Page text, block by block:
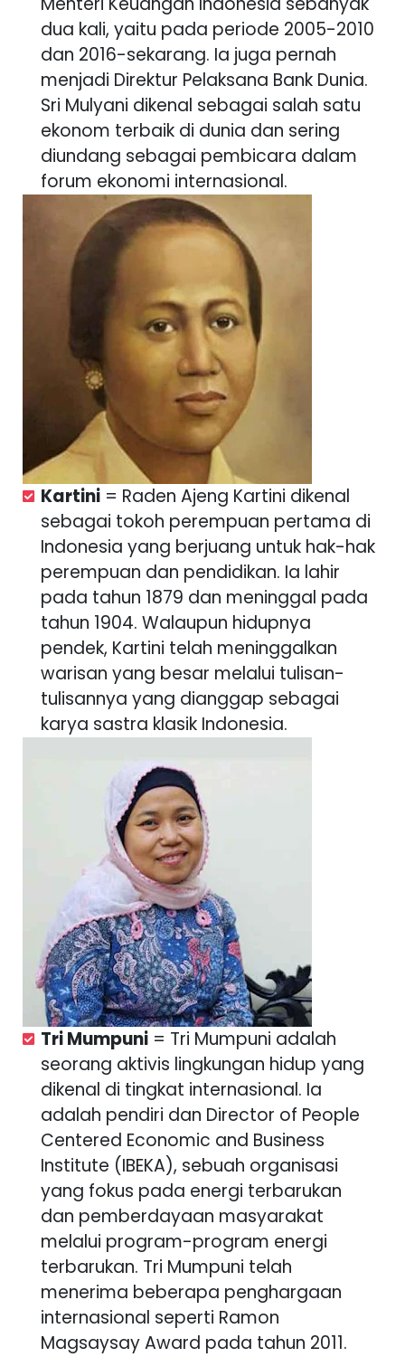
dua kali, yaitu pada periode 2005-2010
dan 2016-sekarang. Ia juga pernah
menjadi Direktur Pelaksana Bank Dunia.
Sri Mulyani dikenal sebagai salah satu
ekonom terbaik di dunia dan sering
diundang sebagai pembicara dalam
forum ekonomi internasional.
Kartini = Raden Ajeng Kartini dikenal
sebagai tokoh perempuan pertama di
Indonesia yang berjuang untuk hak-hak
perempuan dan pendidikan. Ia lahir
pada tahun 1879 dan meninggal pada
tahun 1904. Walaupun hidupnya
pendek, Kartini telah meninggalkan
warisan yang besar melalui tulisan-
tulisannya yang dianggap sebagai
karya sastra klasik Indonesia.
Tri Mumpuni = Tri Mumpuni adalah
seorang aktivis lingkungan hidup yang
dikenal di tingkat internasional. Ia
adalah pendiri dan Director of People
Centered Economic and Business
Institute (IBEKA), sebuah organisasi
yang fokus pada energi terbarukan
dan pemberdayaan masyarakat
melalui program-program energi
terbarukan. Tri Mumpuni telah
menerima beberapa penghargaan
internasional seperti Ramon
Magsaysay Award pada tahun 2011.